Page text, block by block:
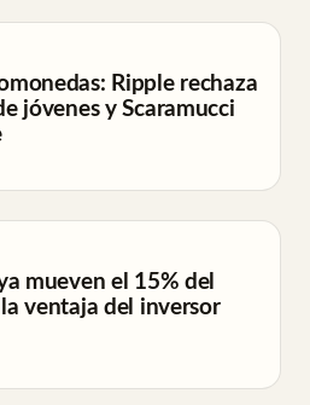
Ripple rechaza
jóvenes y Scaramucci
mueven el 15% del
ventaja del inversor